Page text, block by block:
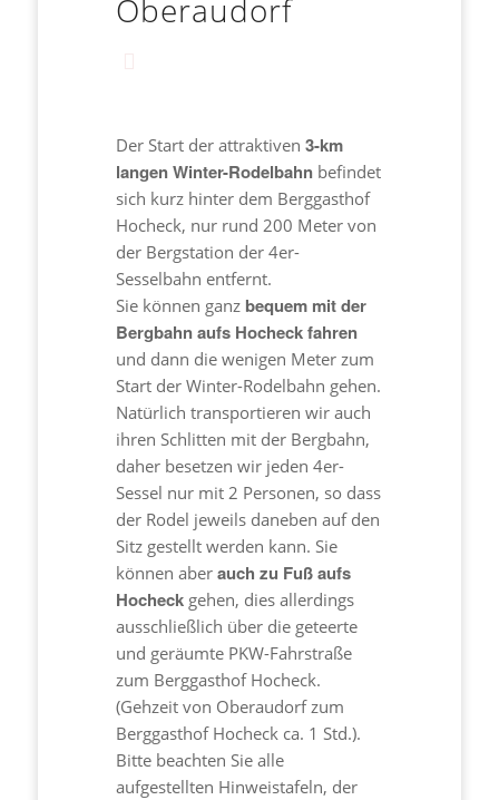
Oberaudorf
Der Start der attraktiven 3-km
langen Winter-Rodelbahnbefindet
sich kurz hinter dem Berggasthof
Hocheck, nur rund 200 Meter von
der Bergstation der 4er-
Sesselbahn entfernt.
Sie können ganz bequem mit der
Bergbahn aufs Hocheck fahren
und dann die wenigen Meter zum
Start der Winter-Rodelbahn gehen.
Natürlich transportieren wir auch
ihren Schlitten mit der Bergbahn,
daher besetzen wir jeden 4er-
Sessel nur mit 2 Personen, so dass
der Rodel jeweils daneben auf den
Sitz gestellt werden kann. Sie
können aber auch zu Fuß aufs
Hocheckgehen, dies allerdings
ausschließlich über die geteerte
und geräumte PKW-Fahrstraße
zum Berggasthof Hocheck.
(Gehzeit von Oberaudorf zum
Berggasthof Hocheck ca. 1 Std.).
Bitte beachten Sie alle
aufgestellten Hinweistafeln, der